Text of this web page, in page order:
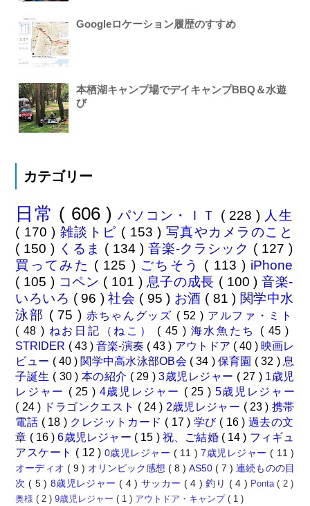
Googleロケーション履歴のすすめ
本栖湖キャンプ場でデイキャンプBBQ＆水遊
び
カテゴリー
日常 ( 606 )パソコン・ＩＴ ( 228 ) 人生
( 170 ) 雑談トピ ( 153 ) 写真やカメラのこと
( 150 ) くるま ( 134 ) 音楽-クラシック ( 127 )
買ってみた ( 125 ) ごちそう ( 113 ) iPhone
( 105 ) コペン ( 101 ) 息子の成長 ( 100 )音楽-
いろいろ ( 96 )社会 ( 95 ) お酒 ( 81 ) 関学中水
泳部 ( 75 ) 赤ちゃんグッズ ( 52 ) アルファ・ミト
( 48 ) ねお日記（ねこ） ( 45 ) 海水魚たち ( 45 )
STRIDER ( 43 ) 音楽-演奏 ( 43 ) アウトドア ( 40 ) 映画レ
ビュー ( 40 ) 関学中高水泳部OB会 ( 34 ) 保育園 ( 32 ) 息
子誕生 ( 30 ) 本の紹介 ( 29 )3歳児レジャー ( 27 ) 1歳児
レジャー ( 25 ) 4歳児レジャー ( 25 ) 5歳児レジャー
( 24 ) ドラゴンクエスト ( 24 ) 2歳児レジャー ( 23 ) 携帯
電話 ( 18 ) クレジットカード ( 17 ) 学び ( 16 ) 過去の文
章 ( 16 )6歳児レジャー ( 15 ) 祝、ご結婚 ( 14 ) フィギュ
アスケート ( 12 ) 0歳児レジャー ( 11 )7歳児レジャー( 11 )
オーディオ ( 9 ) オリンピック感想( 8 )AS50( 7 )連続ものの目
次( 5 ) 8歳児レジャー( 4 ) サッカー ( 4 )釣り ( 4 ) Ponta( 2 )
奥様( 2 )9歳児レジャー( 1 ) アウトドア・キャンプ( 1 )